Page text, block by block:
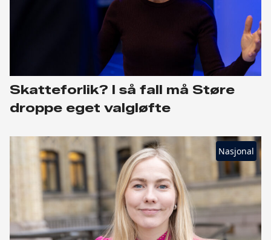
Skatteforlik? I så fall må Støre
droppe eget valgløfte
Nasjonal